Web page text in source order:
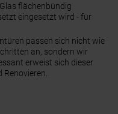
flächenbündig
eingesetzt wird - für
passen sich nicht wie
an, sondern wir
erweist sich dieser